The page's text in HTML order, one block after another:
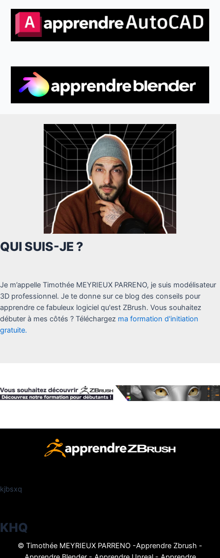
QUI SUIS-JE ?
Je m’appelle Timothée MEYRIEUX PARRENO, je suis modélisateur
3D professionnel. Je te donne sur ce blog des conseils pour
apprendre ce fabuleux logiciel qu'est ZBrush. Vous souhaitez
débuter à mes côtés ? Téléchargez ma formation d'initiation
gratuite.
kjbsxq
KHQ
© Timothée MEYRIEUX PARRENO -Apprendre Zbrush -